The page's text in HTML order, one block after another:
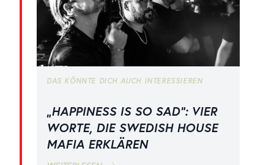
DAS KÖNNTE DICH AUCH INTERESSIEREN
„HAPPINESS IS SO SAD“: VIER
WORTE, DIE SWEDISH HOUSE
MAFIA ERKLÄREN